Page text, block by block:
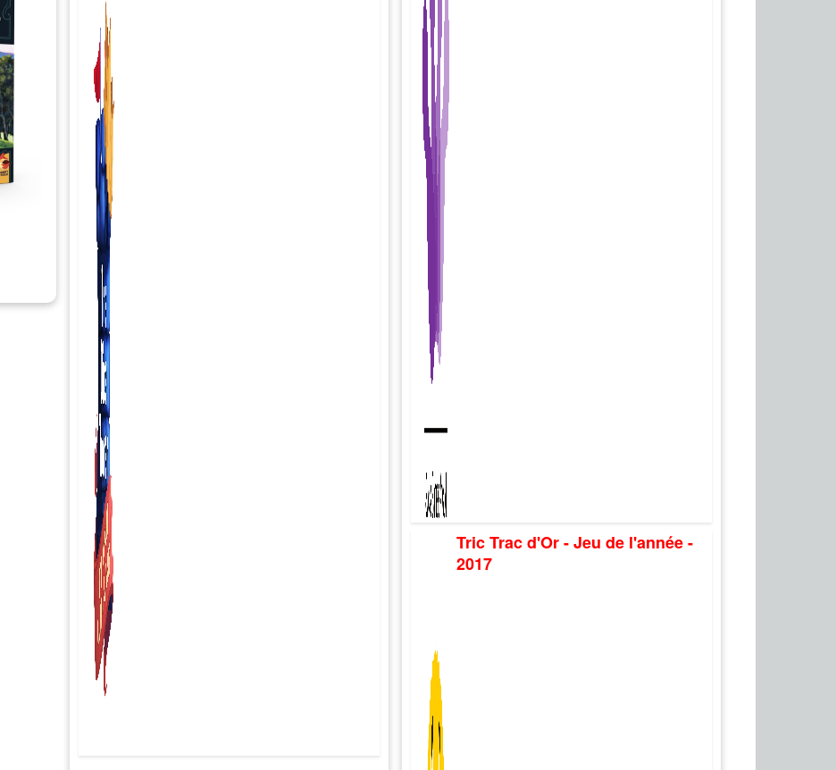
Tric Trac d'Or - Jeu de l'année -
2017